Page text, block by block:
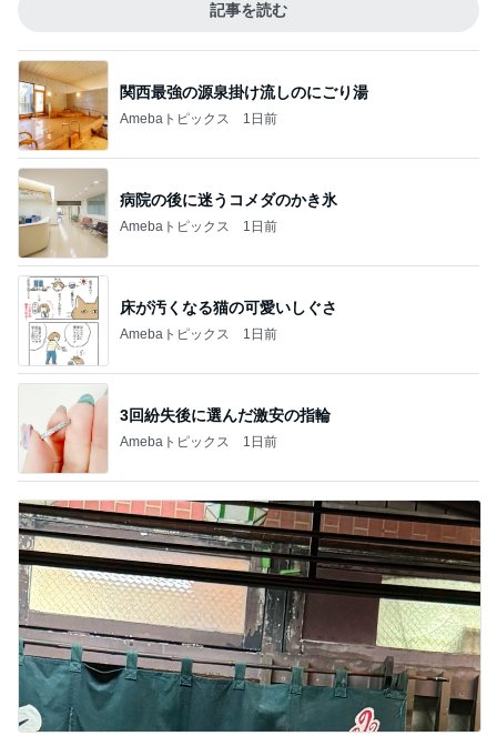
記事を読む
関西最強の源泉掛け流しのにごり湯
Amebaトピックス 1日前
病院の後に迷うコメダのかき氷
Amebaトピックス 1日前
床が汚くなる猫の可愛いしぐさ
Amebaトピックス 1日前
3回紛失後に選んだ激安の指輪
Amebaトピックス 1日前